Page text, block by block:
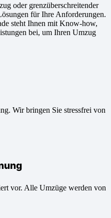
oder grenzüberschreitender
für Ihre Anforderungen.
steht Ihnen mit Know-how,
bei, um Ihren Umzug
Wir bringen Sie stressfrei von
vor. Alle Umzüge werden von